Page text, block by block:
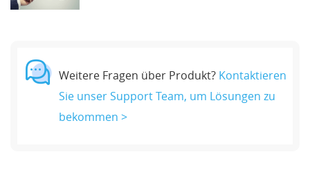
Weitere Fragen über Produkt? Kontaktieren
Sie unser Support Team, um Lösungen zu
bekommen >